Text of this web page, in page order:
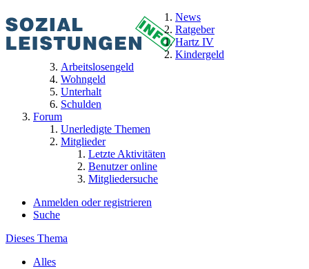
News
Ratgeber
Hartz IV
Kindergeld
Arbeitslosengeld
Wohngeld
Unterhalt
Schulden
Forum
Unerledigte Themen
Mitglieder
Letzte Aktivitäten
Benutzer online
Mitgliedersuche
Anmelden oder registrieren
Suche
Dieses Thema
Alles